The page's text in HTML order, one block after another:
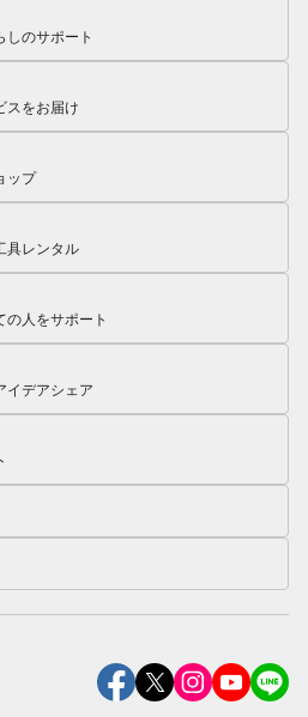
しのサポート
スをお届け
ップ
具レンタル
の人をサポート
イデアシェア